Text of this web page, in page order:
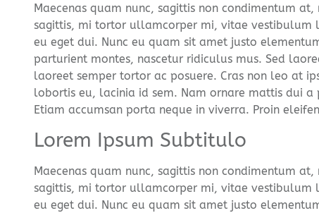
Maecenas quam nunc, sagittis non condimentum
sagittis, mi tortor ullamcorper mi, vitae vestibulum
eu eget dui. Nunc eu quam sit amet justo
parturient montes, nascetur ridiculus mus. Sed
laoreet semper tortor ac posuere. Cras non leo at
lobortis eu, lacinia id sem. Nam ornare mattis dui
Etiam accumsan porta neque in viverra. Proin
Lorem Ipsum Subtitulo
Maecenas quam nunc, sagittis non condimentum
sagittis, mi tortor ullamcorper mi, vitae vestibulum
eu eget dui. Nunc eu quam sit amet justo